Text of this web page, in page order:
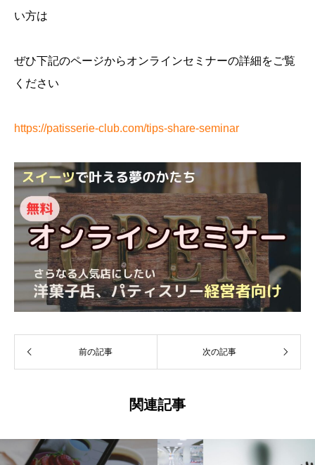
い方は
ぜひ下記のページからオンラインセミナーの詳細をご覧
ください
https://patisserie-club.com/tips-share-seminar
前の記事 次の記事
関連記事